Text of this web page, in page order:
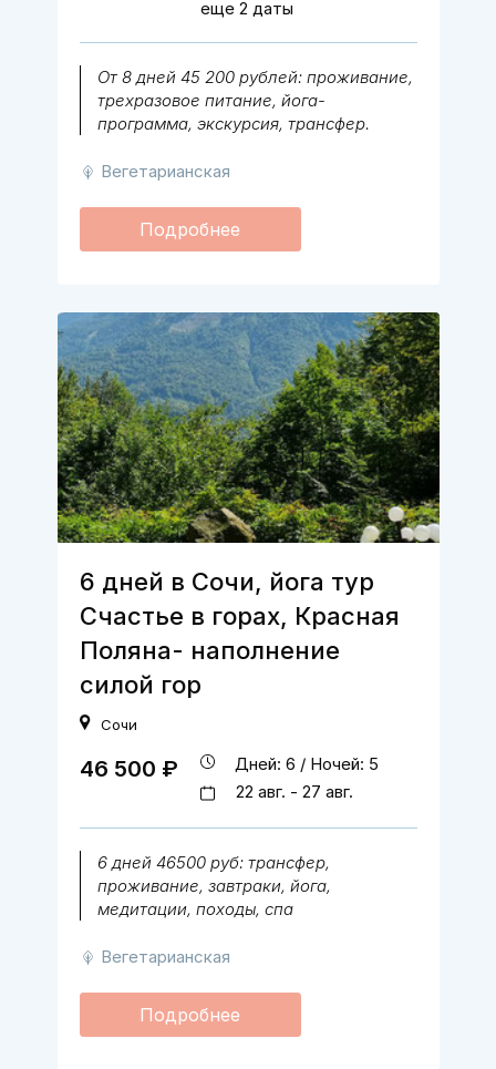
От 8 дней 45 200 рублей: проживание,
трехразовое питание, йога-
программа, экскурсия, трансфер.
Вегетарианская
еще 2 даты
Подробнее
6 дней в Сочи, йога тур
Счастье в горах, Красная
Поляна- наполнение
силой гор
Сочи
6 дней 46500 руб: трансфер,
проживание, завтраки, йога,
медитации, походы, спа
Вегетарианская
46 500 ₽
Дней: 6 / Ночей: 5
22 авг. - 27 авг.
Подробнее